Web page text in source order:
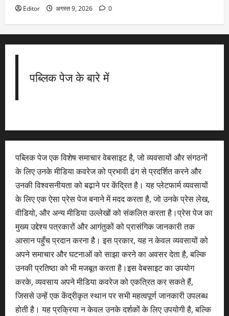
Editor अगस्त 9, 2026 0
पब्लिक पेज के बारे में
पब्लिक पेज एक विशेष समाचार वेबसाइट है, जो व्यवसायों और संगठनों
के लिए उनके मीडिया कवरेज को प्रभावी ढंग से प्रदर्शित करने और
उनकी विश्वसनीयता को बढ़ाने पर केंद्रित है। यह प्लेटफार्म व्यवसायों
के लिए एक ऐसा प्रेस पेज बनाने में मदद करता है, जो उनके प्रेस लेख,
वीडियो, और अन्य मीडिया उल्लेखों को संकलित करता है।प्रेस पेज का
मुख्य उद्देश्य पत्रकारों और आगंतुकों को प्रासंगिक जानकारी तक
आसान पहुँच प्रदान करना है। इस प्रकार, यह न केवल व्यवसायों को
अपने समाचार और घटनाओं को साझा करने का अवसर देता है, बल्कि
उनकी प्रतिष्ठा को भी मजबूत करता है।इस वेबसाइट का उपयोग
करके, व्यवसाय अपने मीडिया कवरेज को एकत्रित कर सकते हैं,
जिससे उन्हें एक केंद्रीकृत स्थान पर सभी महत्वपूर्ण जानकारी उपलब्ध
होती है। यह प्रक्रिया न केवल उनके दर्शकों के लिए उपयोगी है, बल्कि